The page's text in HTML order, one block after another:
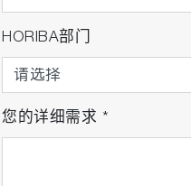
HORIBA部门
您的详细需求 *